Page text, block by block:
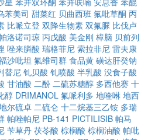
苯美司 甜菜红 贝曲西班 氟吡草酮 丙
比哌立登 双降生物素 双氟脲 比伐卢
洛诺司琼 丙戊酸 美金刚 樟脑 贝前列
唑来膦酸 瑞格菲尼 索拉非尼 雷夫康
沙吡坦 氟维司群 食品黄 磺达肝癸钠
替尼 钆贝酸 钆喷酸 半乳酸 没食子酸
甘油酸 二酚 二硫苏糖醇 多西他赛 十
醇 DRIMANOL 氟哌利多 地喹啉 地西
尔硫卓 二硫仑 十二烷基三乙铵 多瑞
帕唑帕尼 PB-141 PICTILISIB 帕马
苄草丹 茯苓酸 棕榈酸 棕榈油酸 帕吡